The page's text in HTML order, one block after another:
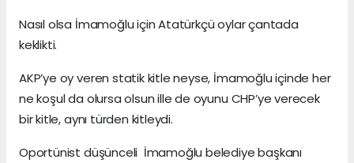
Nasıl olsa İmamoğlu için Atatürkçü oylar çantada
keklikti.
AKP’ye oy veren statik kitle neyse, İmamoğlu içinde her
ne koşul da olursa olsun ille de oyunu CHP’ye verecek
bir kitle, aynı türden kitleydi.
Oportünist düşünceli İmamoğlu belediye başkanı